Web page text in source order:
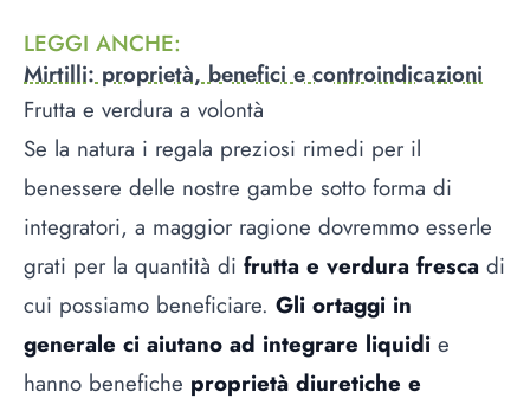
LEGGI ANCHE:
Mirtilli: proprietà, benefici e controindicazioni
Frutta e verdura a volontà
Se la natura i regala preziosi rimedi per il
benessere delle nostre gambe sotto forma di
integratori, a maggior ragione dovremmo esserle
grati per la quantità di frutta e verdura fresca di
cui possiamo beneficiare. Gli ortaggi in
generale ci aiutano ad integrare liquidi e
hanno benefiche proprietà diuretiche e